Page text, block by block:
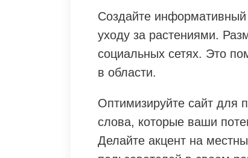
Создайте информативный
уходу за растениями.
социальных сетях. Это
в области.
Оптимизируйте сайт для
слова, которые ваши
Делайте акцент на